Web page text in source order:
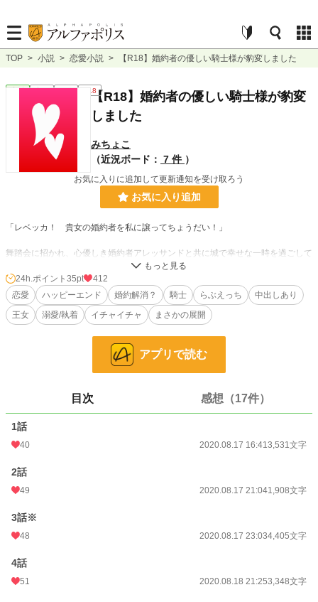
TOP > 小説 > 恋愛小説 > 【R18】婚約者の優しい騎士様が豹変しました
恋愛 完結 短編 R18【R18】婚約者の優しい騎士様が豹変
しました
みちょこ
（近況ボード： 7 件 ）
お気に入りに追加して更新通知を受け取ろう
お気に入り追加
「レベッカ！ 貴女の婚約者を私に譲ってちょうだい！」
舞踏会に招かれ、心優しき婚約者アレッサンドと共に城で幸せな一時を過ごして
いたレベッカは、王女であるパトリツィアから衝撃的な一言を告げられた。
王族の権力を前にレベッカは為す術も無く、あっという間に婚約解消することが
決まってしまう。嘆き悲しむレベッカは、アレッサンドに「お前はそれでいいの
か？」と尋ねられたものの、「そうするしかない」と答えてしまい──
※ムーンライトノベル様でも公開中です。
※本編7話+番外編2話で完結します。
恋愛 8,537 位 / 66,314 件
文字数
更新日時
初回公開日時
初回完結日時
週間ポイント
24h.ポイント 35pt
412
恋愛
ハッピーエンド 婚約解消？ 騎士 らぶえっち
中出しあり
王女
溺愛/執着 イチャイチャ まさかの展開
アプリで読む
目次 感想（17件）
1話
40 2020.08.17 16:413,531文字
2話
49 2020.08.17 21:041,908文字
3話※
48 2020.08.17 23:034,405文字
4話
51 2020.08.18 21:253,348文字